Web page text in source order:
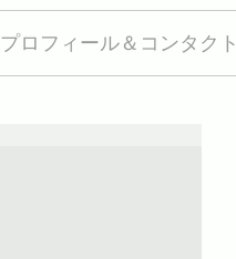
プロフィール＆コンタクト